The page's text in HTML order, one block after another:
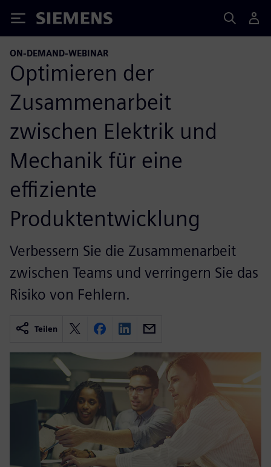
Siemens
ON-DEMAND-WEBINAR
Optimieren der
Zusammenarbeit
zwischen Elektrik und
Mechanik für eine
effiziente
Produktentwicklung
Verbessern Sie die Zusammenarbeit
zwischen Teams und verringern Sie das
Risiko von Fehlern.
Teilen